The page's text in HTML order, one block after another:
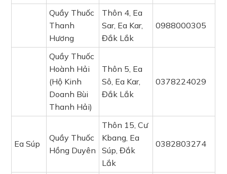
Quầy Thuốc
Thanh
Hương
Thôn 4, Ea
Sar, Ea Kar,
Đắk Lắk
0988000305
Quầy Thuốc
Hoành Hải
(Hộ Kinh
Doanh Bùi
Thanh Hải)
Thôn 5, Ea
Sô, Ea Kar,
Đắk Lắk
0378224029
Ea Súp
Quầy Thuốc
Hồng Duyên
Thôn 15, Cư
Kbang, Ea
Súp, Đắk
Lắk
0382803274